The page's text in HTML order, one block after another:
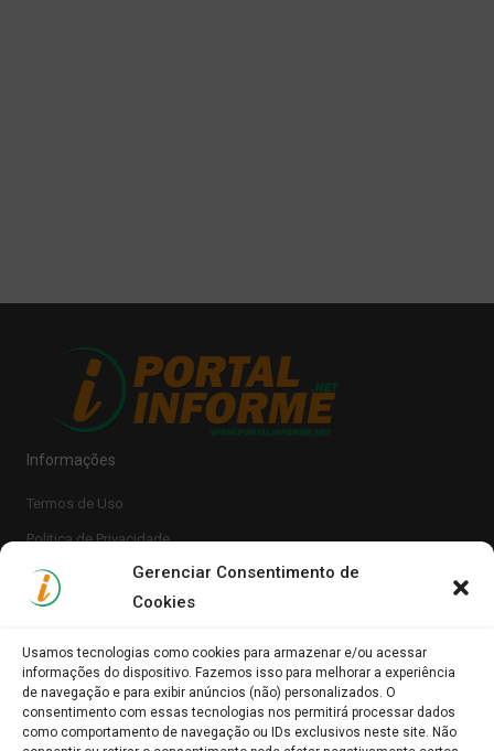
Gerenciar Consentimento de
Cookies
Usamos tecnologias como cookies para armazenar e/ou acessar
informações do dispositivo. Fazemos isso para melhorar a experiência
de navegação e para exibir anúncios (não) personalizados. O
consentimento com essas tecnologias nos permitirá processar dados
como comportamento de navegação ou IDs exclusivos neste site. Não
Informações
Termos de Uso
Politica de Privacidade
Portal Informe.Net
Clique para aceitar os cookies marketing e